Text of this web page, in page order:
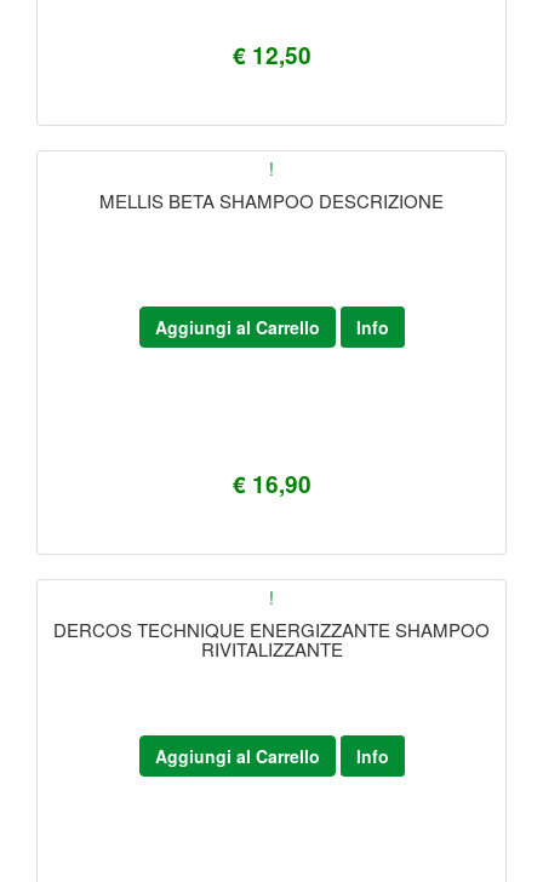
€ 12,50
!
MELLIS BETA SHAMPOO DESCRIZIONE
€ 16,90
Aggiungi al Carrello Info
!
DERCOS TECHNIQUE ENERGIZZANTE SHAMPOO
RIVITALIZZANTE
Aggiungi al Carrello Info